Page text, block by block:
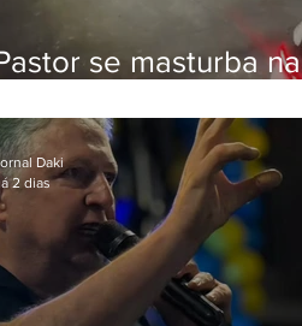
se masturba na
na Zona Oeste
Daki
2 dias